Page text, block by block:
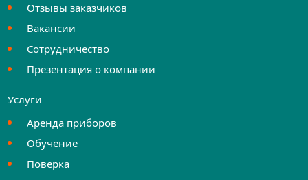
Отзывы заказчиков
Вакансии
Сотрудничество
Презентация о компании
Услуги
Аренда приборов
Обучение
Поверка